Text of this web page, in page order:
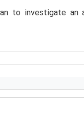
to investigate